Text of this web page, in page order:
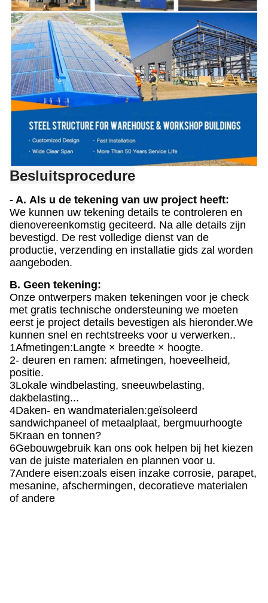
Besluitsprocedure
- A. Als u de tekening van uw project heeft:
We kunnen uw tekening details te controleren en
dienovereenkomstig geciteerd. Na alle details zijn
bevestigd. De rest volledige dienst van de
productie, verzending en installatie gids zal worden
aangeboden.
B. Geen tekening:
Onze ontwerpers maken tekeningen voor je check
met gratis technische ondersteuning we moeten
eerst je project details bevestigen als hieronder.We
kunnen snel en rechtstreeks voor u verwerken..
1Afmetingen:Langte × breedte × hoogte.
2- deuren en ramen: afmetingen, hoeveelheid,
positie.
3Lokale windbelasting, sneeuwbelasting,
dakbelasting...
4Daken- en wandmaterialen:geïsoleerd
sandwichpaneel of metaalplaat, bergmuurhoogte
5Kraan en tonnen?
6Gebouwgebruik kan ons ook helpen bij het kiezen
van de juiste materialen en plannen voor u.
7Andere eisen:zoals eisen inzake corrosie, parapet,
mesanine, afschermingen, decoratieve materialen
of andere